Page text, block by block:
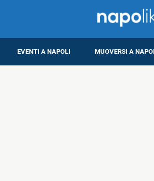
EVENTI A NAPOLI MUOVERSI A